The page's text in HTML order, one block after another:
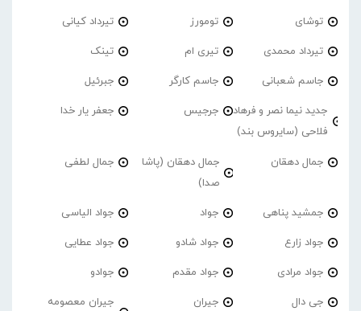
توشای تومورز تیرداد کیانی
تیرداد محمدی تیری ام تینک
جاسم شعبانی جاسم کارگر جبرئیل
جدید نیما نصر و فرهاد
فلاحی (سایروس بند)
جرجیس جعفر یار خدا
جمال دهقان
جمال دهقان (پاشا
صدا)
جمال لطفی
جمشید پناهی جواد جواد الیاسی
جواد زارع جواد شادو جواد عطایی
جواد مرادی جواد مقدم جوادو
جی دال جیران
جیران معصومه